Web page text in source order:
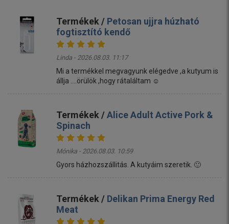
Termékek / Petosan ujjra húzható
fogtisztító kendő
Linda - 2026.08.03. 11:17
Mi a termékkel megvagyunk elégedve ,a kutyum is
állja ....örülök ,hogy rátaláltam ☺️
Termékek /Alice Adult Active Pork &
Spinach
Mónika - 2026.08.03. 10:59
Gyors házhozszállitás. A kutyáim szeretik. 🙂
Termékek / Delikan Prima Energy Red
Meat